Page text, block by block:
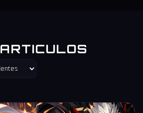
ARTICULOS